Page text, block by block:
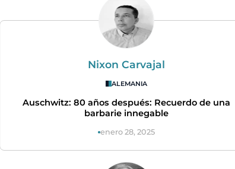
Nixon Carvajal
ALEMANIA
Auschwitz: 80 años después: Recuerdo de una
barbarie innegable
enero 28, 2025